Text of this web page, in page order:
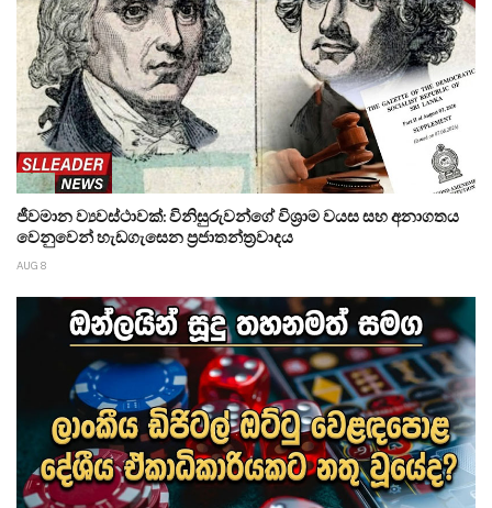
ජීවමාන ව්‍යවස්ථාවක්: විනිසුරුවන්ගේ විශ්‍රාම වයස සහ අනාගතය
වෙනුවෙන් හැඩගැසෙන ප්‍රජාතන්ත්‍රවාදය
AUG 8